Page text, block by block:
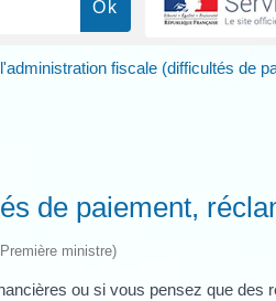
fiscale (difficultés de
de paiement,
ministre)
ou si vous pensez que des